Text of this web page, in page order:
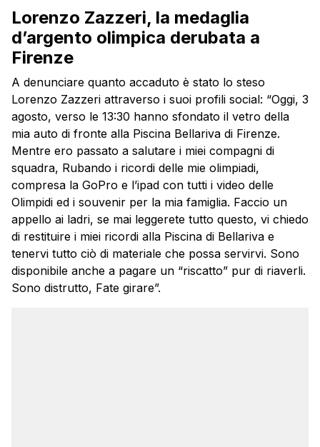
Lorenzo Zazzeri, la medaglia
d’argento olimpica derubata a
Firenze
A denunciare quanto accaduto è stato lo steso
Lorenzo Zazzeri attraverso i suoi profili social: “Oggi, 3
agosto, verso le 13:30 hanno sfondato il vetro della
mia auto di fronte alla Piscina Bellariva di Firenze.
Mentre ero passato a salutare i miei compagni di
squadra, Rubando i ricordi delle mie olimpiadi,
compresa la GoPro e l’ipad con tutti i video delle
Olimpidi ed i souvenir per la mia famiglia. Faccio un
appello ai ladri, se mai leggerete tutto questo, vi chiedo
di restituire i miei ricordi alla Piscina di Bellariva e
tenervi tutto ciò di materiale che possa servirvi. Sono
disponibile anche a pagare un “riscatto” pur di riaverli.
Sono distrutto, Fate girare”.